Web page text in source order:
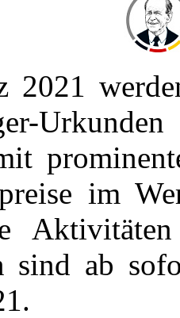
2021
im
sind ab